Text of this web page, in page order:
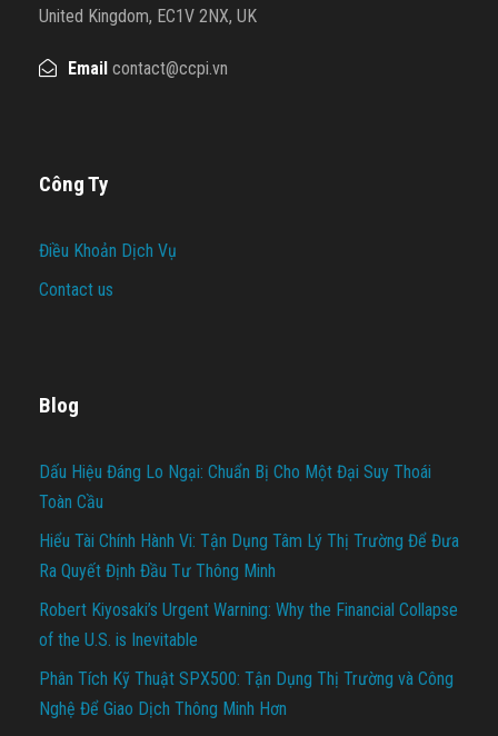
United Kingdom, EC1V 2NX, UK
Email contact@ccpi.vn
Công Ty
Điều Khoản Dịch Vụ
Contact us
Blog
Dấu Hiệu Đáng Lo Ngại: Chuẩn Bị Cho Một Đại Suy Thoái
Toàn Cầu
Hiểu Tài Chính Hành Vi: Tận Dụng Tâm Lý Thị Trường Để Đưa
Ra Quyết Định Đầu Tư Thông Minh
Robert Kiyosaki’s Urgent Warning: Why the Financial Collapse
of the U.S. is Inevitable
Phân Tích Kỹ Thuật SPX500: Tận Dụng Thị Trường và Công
Nghệ Để Giao Dịch Thông Minh Hơn